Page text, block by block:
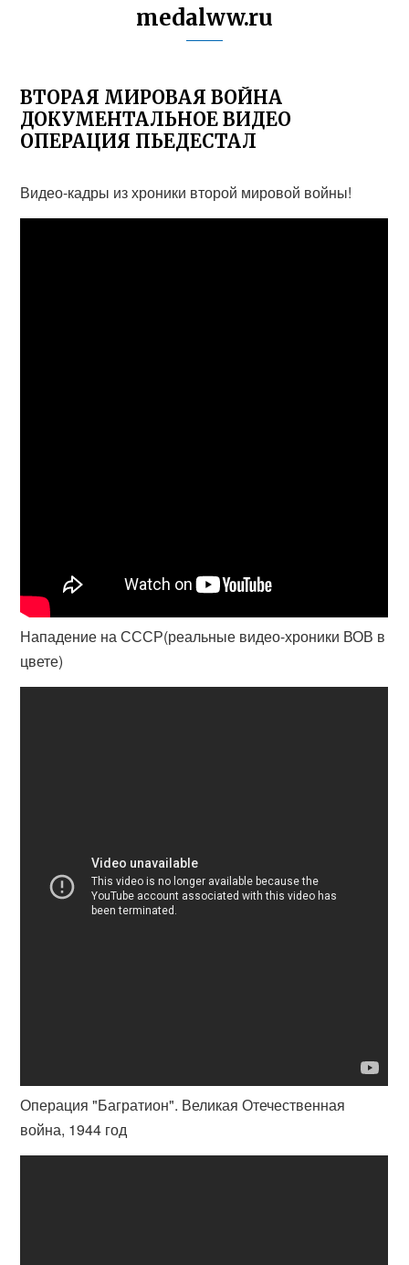
medalww.ru
ВТОРАЯ МИРОВАЯ ВОЙНА
ДОКУМЕНТАЛЬНОЕ ВИДЕО
ОПЕРАЦИЯ ПЬЕДЕСТАЛ
Видео-кадры из хроники второй мировой войны!
Нападение на СССР(реальные видео-хроники ВОВ в
цвете)
Операция "Багратион". Великая Отечественная
война, 1944 год